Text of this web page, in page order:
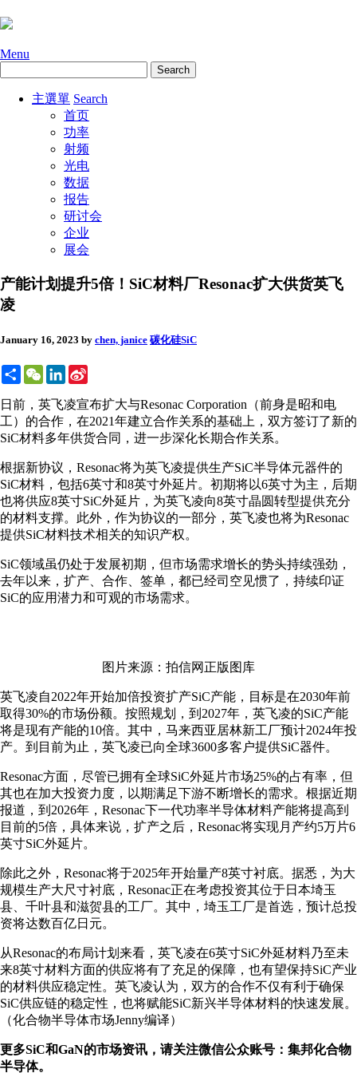
Menu
主選單 Search
首页
功率
射频
光电
数据
报告
研讨会
企业
展会
产能计划提升5倍！SiC材料厂Resonac扩大供货英飞
凌
January 16, 2023 by chen, janice 碳化硅SiC
ShareWeChatLinkedIn
日前，英飞凌宣布扩大与Resonac Corporation（前身是昭和电
工）的合作，在2021年建立合作关系的基础上，双方签订了新的
SiC材料多年供货合同，进一步深化长期合作关系。
根据新协议，Resonac将为英飞凌提供生产SiC半导体元器件的
SiC材料，包括6英寸和8英寸外延片。初期将以6英寸为主，后期
也将供应8英寸SiC外延片，为英飞凌向8英寸晶圆转型提供充分
的材料支撑。此外，作为协议的一部分，英飞凌也将为Resonac
提供SiC材料技术相关的知识产权。
SiC领域虽仍处于发展初期，但市场需求增长的势头持续强劲，
去年以来，扩产、合作、签单，都已经司空见惯了，持续印证
SiC的应用潜力和可观的市场需求。
图片来源：拍信网正版图库
英飞凌自2022年开始加倍投资扩产SiC产能，目标是在2030年前
取得30%的市场份额。按照规划，到2027年，英飞凌的SiC产能
将是现有产能的10倍。其中，马来西亚居林新工厂预计2024年投
产。到目前为止，英飞凌已向全球3600多客户提供SiC器件。
Resonac方面，尽管已拥有全球SiC外延片市场25%的占有率，但
其也在加大投资力度，以期满足下游不断增长的需求。根据近期
报道，到2026年，Resonac下一代功率半导体材料产能将提高到
目前的5倍，具体来说，扩产之后，Resonac将实现月产约5万片6
英寸SiC外延片。
除此之外，Resonac将于2025年开始量产8英寸衬底。据悉，为大
规模生产大尺寸衬底，Resonac正在考虑投资其位于日本埼玉
县、千叶县和滋贺县的工厂。其中，埼玉工厂是首选，预计总投
资将达数百亿日元。
从Resonac的布局计划来看，英飞凌在6英寸SiC外延材料乃至未
来8英寸材料方面的供应将有了充足的保障，也有望保持SiC产业
的材料供应稳定性。英飞凌认为，双方的合作不仅有利于确保
SiC供应链的稳定性，也将赋能SiC新兴半导体材料的快速发展。
（化合物半导体市场Jenny编译）
更多SiC和GaN的市场资讯，请关注微信公众账号：集邦化合物
半导体。